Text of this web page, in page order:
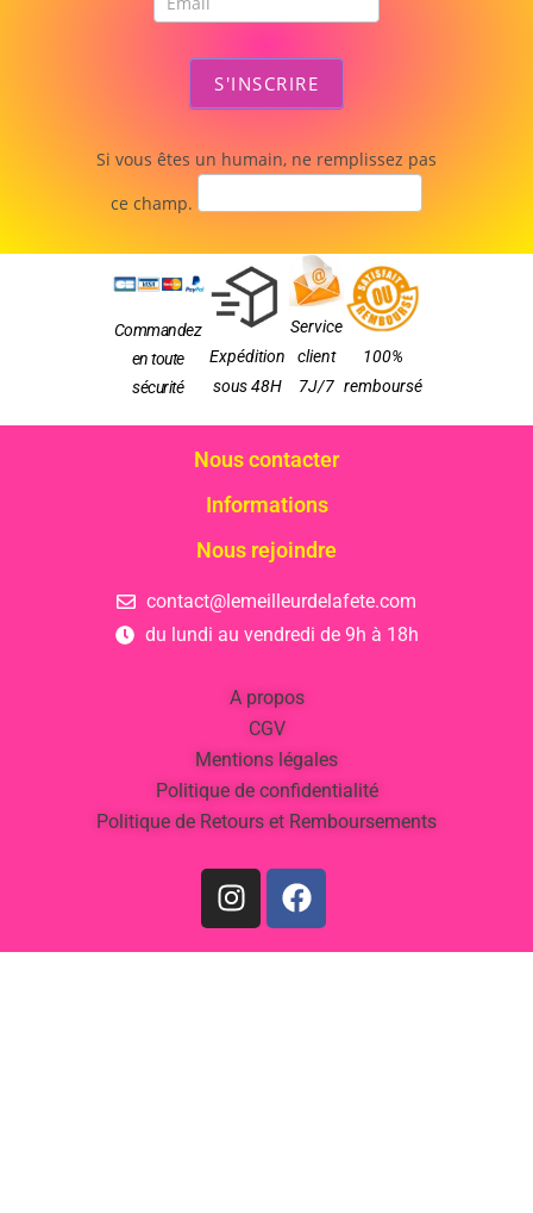
S'INSCRIRE
Si vous êtes un humain, ne remplissez pas
ce champ.
Commandez
en toute
sécurité
Expédition
sous 48H
Service
client
7J/7
100%
remboursé
Nous contacter
Informations
Nous rejoindre
contact@lemeilleurdelafete.com
du lundi au vendredi de 9h à 18h
A propos
CGV
Mentions légales
Politique de confidentialité
Politique de Retours et Remboursements